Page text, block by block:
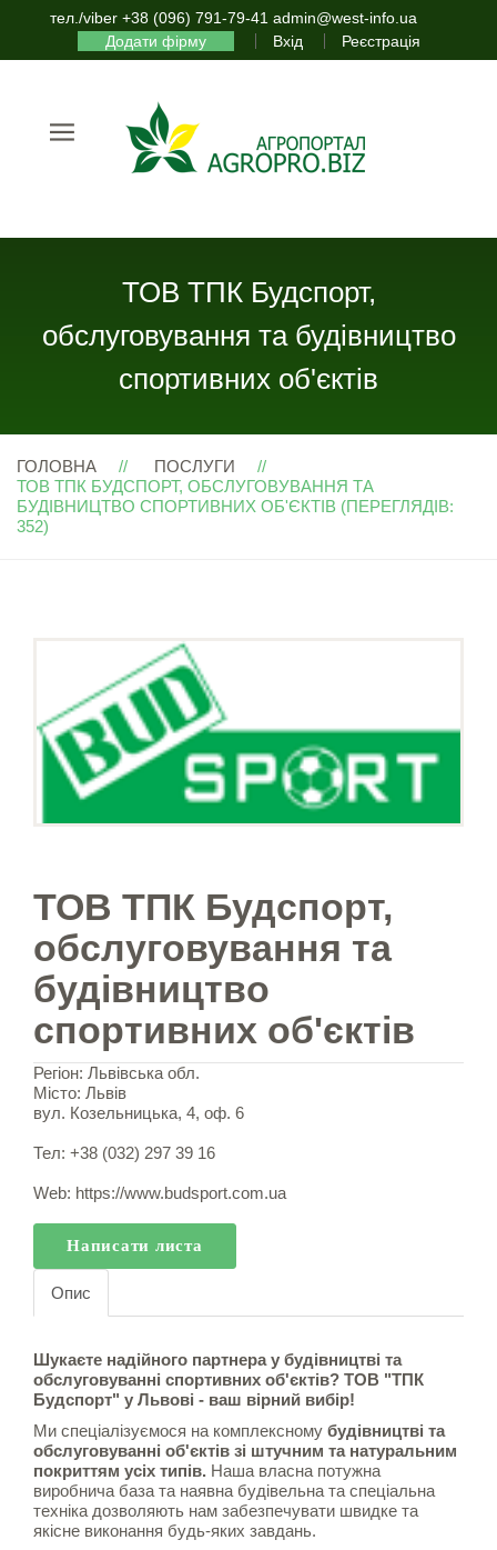
тел./viber +38 (096) 791-79-41 admin@west-info.ua
Додати фірму
Вхід Реєстрація
ТОВ ТПК Будспорт,
обслуговування та будівництво
спортивних об'єктів
ГОЛОВНА
ПОСЛУГИ
ТОВ ТПК БУДСПОРТ, ОБСЛУГОВУВАННЯ ТА
БУДІВНИЦТВО СПОРТИВНИХ ОБ'ЄКТІВ (ПЕРЕГЛЯДІВ:
352)
ТОВ ТПК Будспорт,
обслуговування та
будівництво
спортивних об'єктів
Регіон: Львівська обл.
Місто: Львів
вул. Козельницька, 4, оф. 6
Тел: +38 (032) 297 39 16
Web: https://www.budsport.com.ua
Написати листа
Опис
Шукаєте надійного партнера у будівництві та
обслуговуванні спортивних об'єктів? ТОВ "ТПК
Будспорт" у Львові - ваш вірний вибір!
Ми спеціалізуємося на комплексному будівництві та
обслуговуванні об'єктів зі штучним та натуральним
покриттям усіх типів. Наша власна потужна
виробнича база та наявна будівельна та спеціальна
техніка дозволяють нам забезпечувати швидке та
якісне виконання будь-яких завдань.